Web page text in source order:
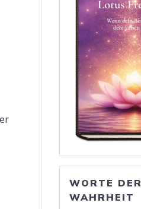
WORTE DER
WAHRHEIT